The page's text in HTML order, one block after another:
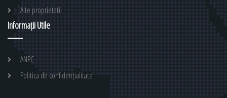
Alte proprietati
Informații Utile
ANPC
Politica de confidențialitate